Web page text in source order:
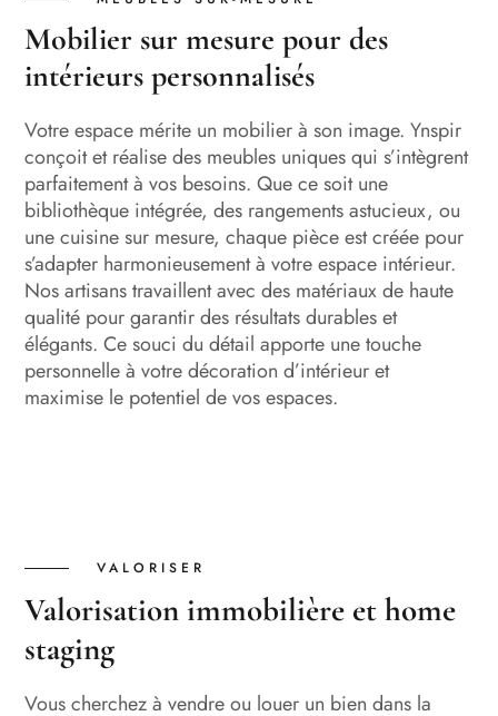
Mobilier sur mesure pour des
intérieurs personnalisés
Votre espace mérite un mobilier à son image. Ynspir
conçoit et réalise des meubles uniques qui s’intègrent
parfaitement à vos besoins. Que ce soit une
bibliothèque intégrée, des rangements astucieux, ou
une cuisine sur mesure, chaque pièce est créée pour
s’adapter harmonieusement à votre espace intérieur.
Nos artisans travaillent avec des matériaux de haute
qualité pour garantir des résultats durables et
élégants. Ce souci du détail apporte une touche
personnelle à votre décoration d’intérieur et
maximise le potentiel de vos espaces.
VALORISER
Valorisation immobilière et home
staging
Vous cherchez à vendre ou louer un bien dans la